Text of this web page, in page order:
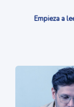
Empieza a